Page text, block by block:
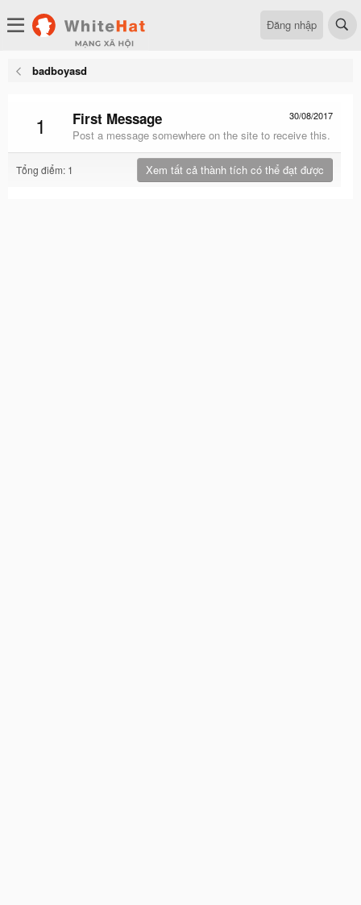
Đăng nhập
badboyasd
1 30/08/2017
First Message
Post a message somewhere on the site to receive this.
Tổng điểm: 1 Xem tất cả thành tích có thể đạt được